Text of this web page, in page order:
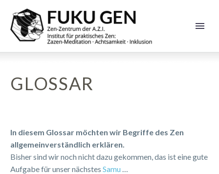
GLOSSAR
In diesem Glossar möchten wir Begriffe des Zen
allgemeinverständlich erklären.
Bisher sind wir noch nicht dazu gekommen, das ist eine gute
Aufgabe für unser nächstes Samu